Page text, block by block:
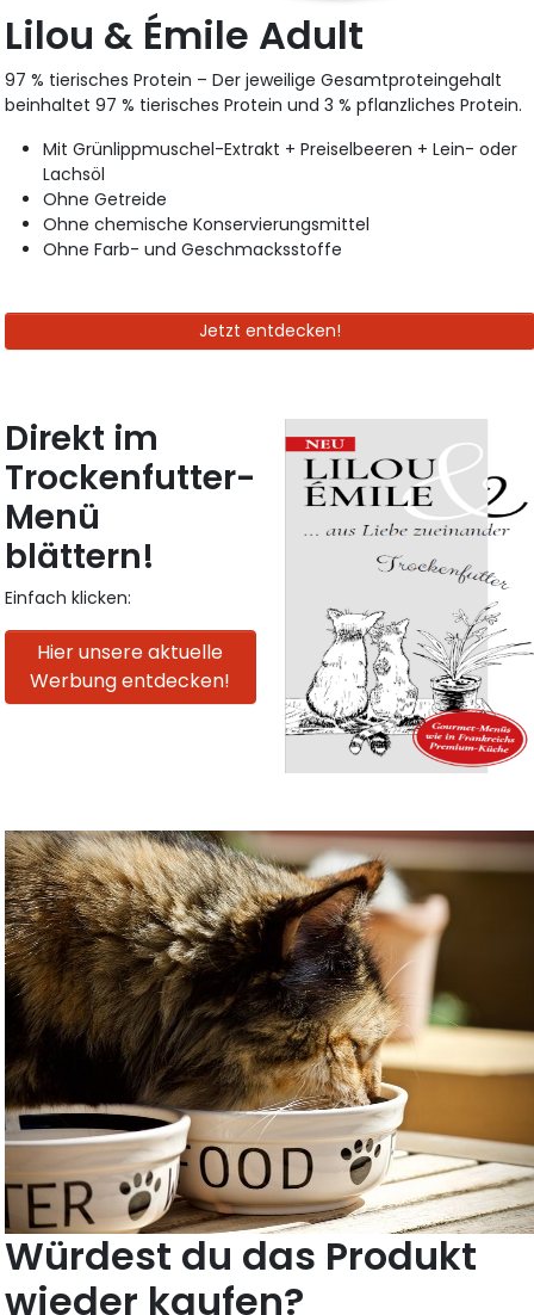
Lilou & Émile Adult
97 % tierisches Protein – Der jeweilige Gesamtproteingehalt
beinhaltet 97 % tierisches Protein und 3 % pflanzliches Protein.
Mit Grünlippmuschel-Extrakt + Preiselbeeren + Lein- oder
Lachsöl
Ohne Getreide
Ohne chemische Konservierungsmittel
Ohne Farb- und Geschmacksstoffe
Jetzt entdecken!
Direkt im
Trockenfutter-
Menü
blättern!
Einfach klicken:
Hier unsere aktuelle
Werbung entdecken!
Würdest du das Produkt
wieder kaufen?